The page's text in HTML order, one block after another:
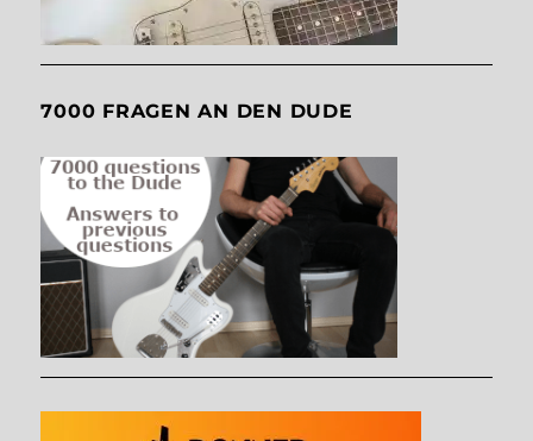
7000 FRAGEN AN DEN DUDE